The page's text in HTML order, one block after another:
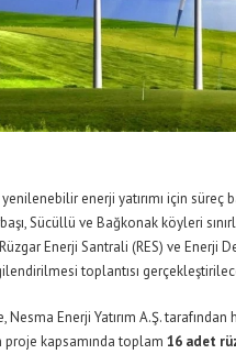
enerji yatırımı için süreç
Sücüllü ve Bağkonak köyleri
Enerji Santrali (RES) ve Enerji
toplantısı
Nesma Enerji Yatırım A.Ş.tarafından
kapsamında toplam 16 adet